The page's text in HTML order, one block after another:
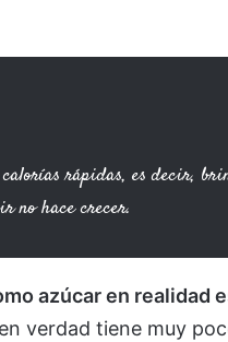
rápidas, es decir,
no hace crecer.
azúcar en realidad
verdad tiene muy